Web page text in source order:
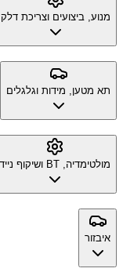
מנוע, ביצועים וצריכת דלק
תא מטען, מידות וגלגלים
מולטימדיה, BT ושיקוף נייד
איבזור